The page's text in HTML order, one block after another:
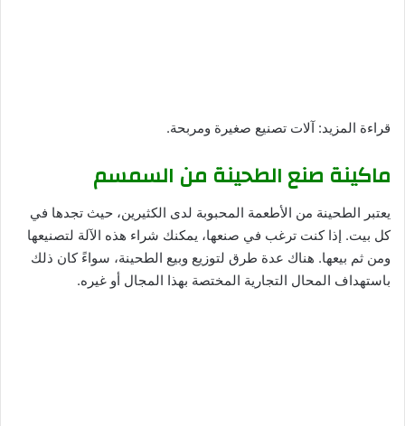
قراءة المزيد: آلات تصنيع صغيرة ومربحة.
ماكينة صنع الطحينة من السمسم
يعتبر الطحينة من الأطعمة المحبوبة لدى الكثيرين، حيث تجدها في
كل بيت. إذا كنت ترغب في صنعها، يمكنك شراء هذه الآلة لتصنيعها
ومن ثم بيعها. هناك عدة طرق لتوزيع وبيع الطحينة، سواءً كان ذلك
باستهداف المحال التجارية المختصة بهذا المجال أو غيره.